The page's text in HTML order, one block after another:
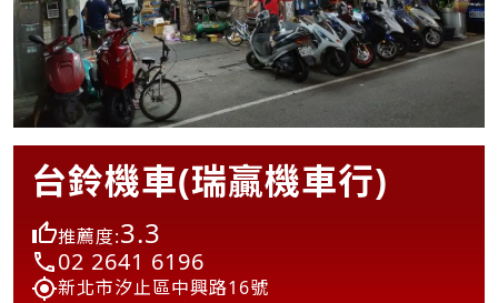
台鈴機車(瑞贏機車行)
推薦度:3.3
02 2641 6196
新北市汐止區中興路16號